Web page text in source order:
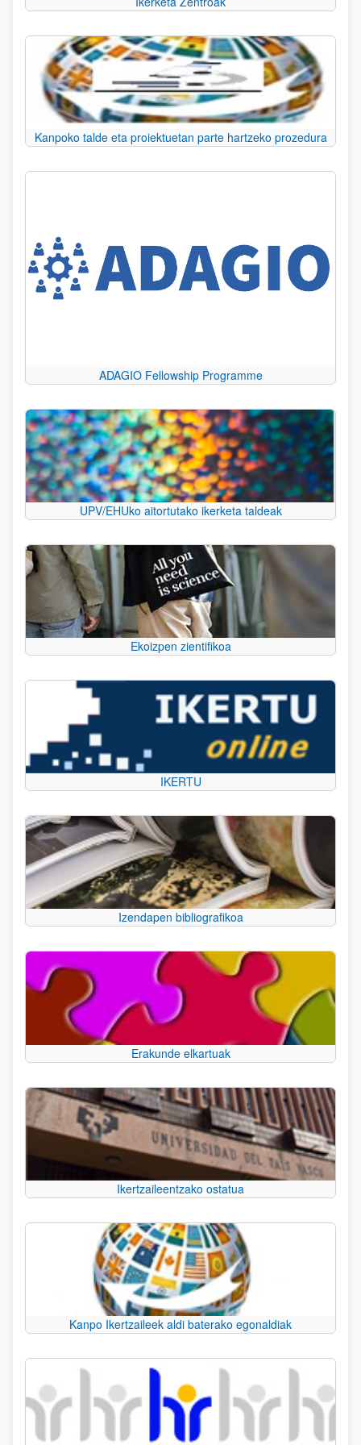
Kanpoko talde eta proiektuetan parte hartzeko prozedura
ADAGIO Fellowship Programme
UPV/EHUko aitortutako ikerketa taldeak
Ekoizpen zientifikoa
IKERTU
Izendapen bibliografikoa
Erakunde elkartuak
Ikertzaileentzako ostatua
Kanpo Ikertzaileek aldi baterako egonaldiak